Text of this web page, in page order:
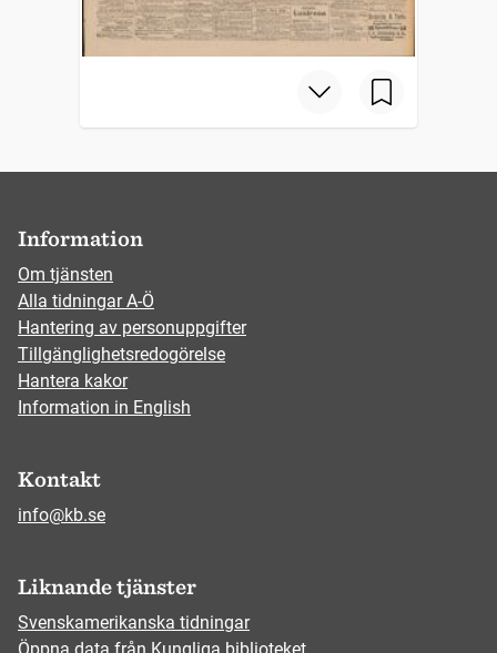
Information
Om tjänsten
Alla tidningar A-Ö
Hantering av personuppgifter
Tillgänglighetsredogörelse
Hantera kakor
Information in English
Kontakt
info@kb.se
Liknande tjänster
Svenskamerikanska tidningar